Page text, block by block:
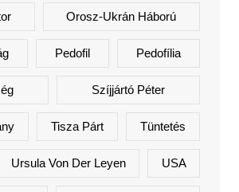
Orosz-Ukrán Háború
Pedofil Pedofília
Szíjjártó Péter
Tisza Párt Tüntetés
Ursula Von Der Leyen USA